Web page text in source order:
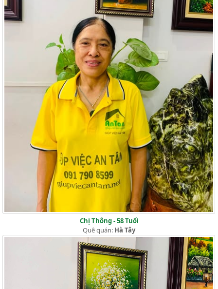
Chị Thông - 58 Tuổi
Quê quán: Hà Tây